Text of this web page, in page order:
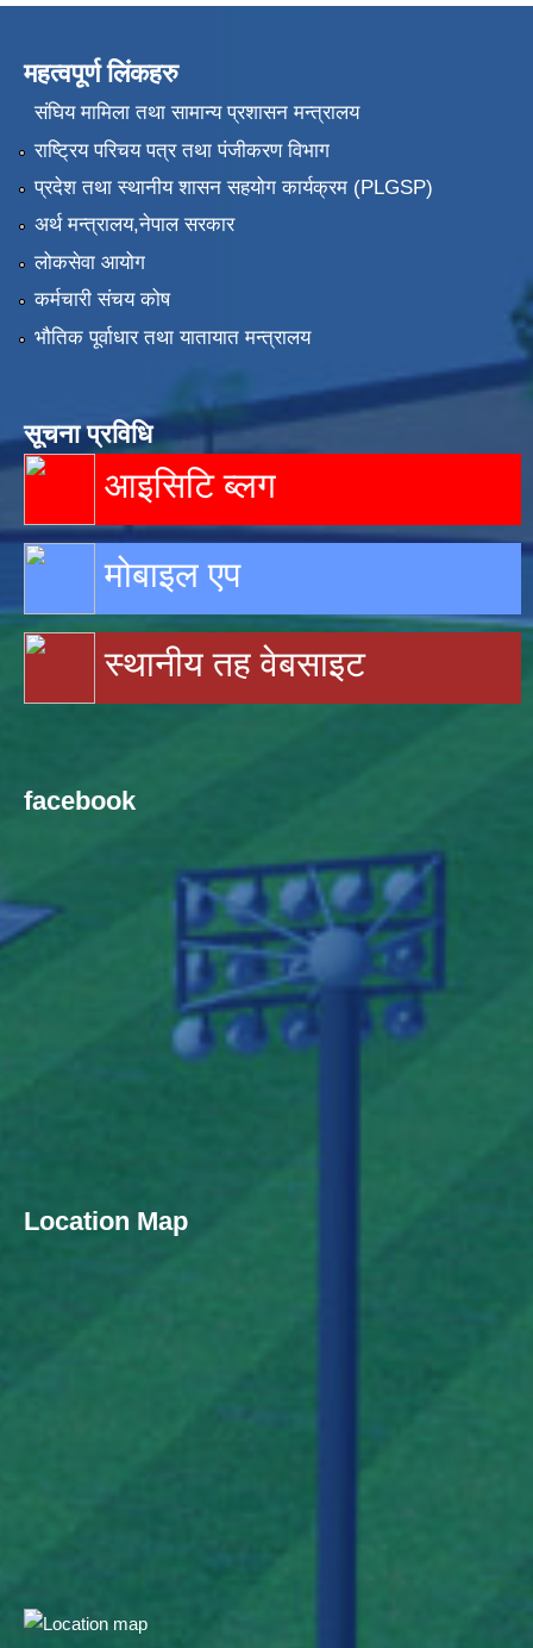
महत्वपूर्ण लिंकहरु
संघिय मामिला तथा सामान्य प्रशासन मन्त्रालय
राष्ट्रिय परिचय पत्र तथा पंजीकरण विभाग
प्रदेश तथा स्थानीय शासन सहयोग कार्यक्रम (PLGSP)
अर्थ मन्त्रालय,नेपाल सरकार
लोकसेवा आयोग
कर्मचारी संचय कोष
भौतिक पूर्वाधार तथा यातायात मन्त्रालय
सूचना प्रविधि
आइसिटि ब्लग
मोबाइल एप
स्थानीय तह वेबसाइट
facebook
Location Map